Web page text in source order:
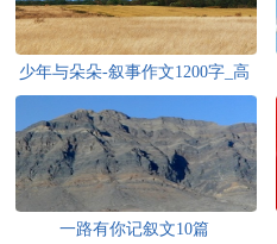
少年与朵朵-叙事作文1200字_高
一记叙文
一路有你记叙文10篇